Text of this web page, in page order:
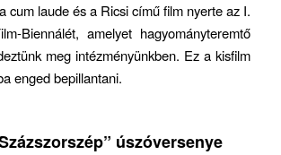
cum laude és a Ricsi című film nyerte az I.
Biennálét, amelyet hagyományteremtő
meg intézményünkben. Ez a kisfilm
enged bepillantani.
úszóversenye